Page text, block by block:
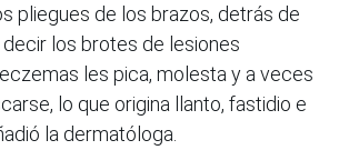
pliegues de los brazos, detrás de
decir los brotes de lesiones
les pica, molesta y a veces
lo que origina llanto, fastidio e
la dermatóloga.